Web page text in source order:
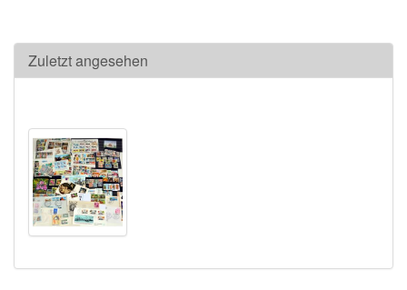
Zuletzt angesehen